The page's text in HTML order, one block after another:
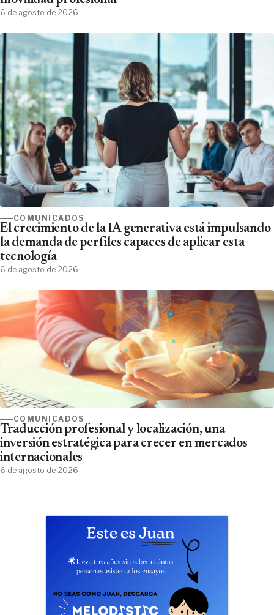
6 de agosto de 2026
COMUNICADOS
El crecimiento de la IA generativa está impulsando
la demanda de perfiles capaces de aplicar esta
tecnología
6 de agosto de 2026
COMUNICADOS
Traducción profesional y localización, una
inversión estratégica para crecer en mercados
internacionales
6 de agosto de 2026